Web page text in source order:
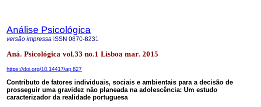
Análise Psicológica
versão impressa ISSN 0870-8231
Aná. Psicológica vol.33 no.1 Lisboa mar. 2015
https://doi.org/10.14417/ap.827
Contributo de fatores individuais, sociais e ambientais para a decisão de
prosseguir uma gravidez não planeada na adolescência: Um estudo
caracterizador da realidade portuguesa